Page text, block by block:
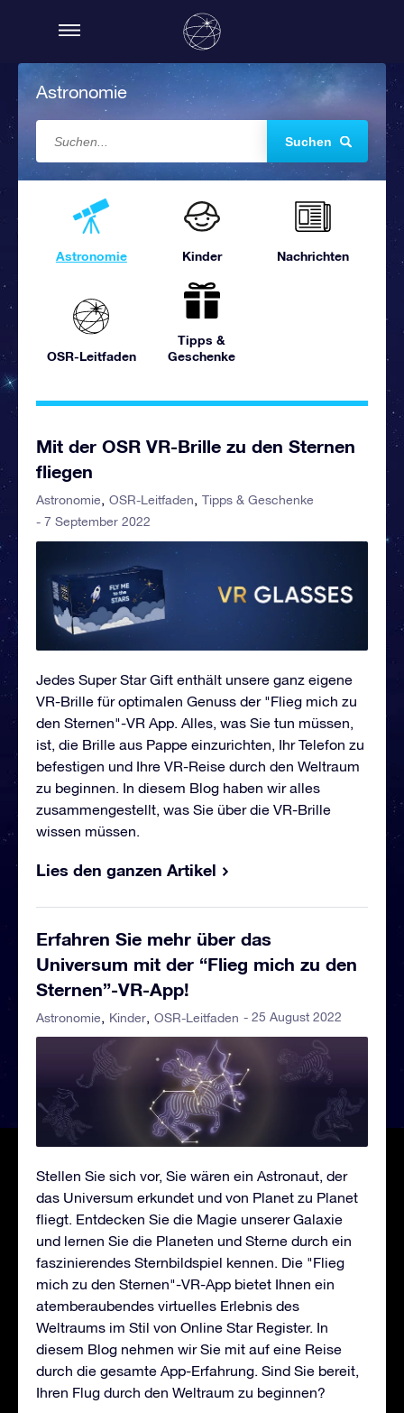
Astronomie
Suchen
Astronomie Kinder Nachrichten
OSR-Leitfaden
Tipps &
Geschenke
Mit der OSR VR-Brille zu den Sternen
fliegen
Astronomie OSR-Leitfaden
Tipps & Geschenke
- 7 September 2022
Jedes Super Star Gift enthält unsere ganz eigene
VR-Brille für optimalen Genuss der "Flieg mich zu
den Sternen"-VR App. Alles, was Sie tun müssen,
ist, die Brille aus Pappe einzurichten, Ihr Telefon zu
befestigen und Ihre VR-Reise durch den Weltraum
zu beginnen. In diesem Blog haben wir alles
zusammengestellt, was Sie über die VR-Brille
wissen müssen.
Lies den ganzen Artikel
Erfahren Sie mehr über das
Universum mit der “Flieg mich zu den
Sternen”-VR-App!
Astronomie Kinder OSR-Leitfaden - 25 August 2022
Stellen Sie sich vor, Sie wären ein Astronaut, der
das Universum erkundet und von Planet zu Planet
fliegt. Entdecken Sie die Magie unserer Galaxie
und lernen Sie die Planeten und Sterne durch ein
faszinierendes Sternbildspiel kennen. Die "Flieg
mich zu den Sternen"-VR-App bietet Ihnen ein
atemberaubendes virtuelles Erlebnis des
Weltraums im Stil von Online Star Register. In
diesem Blog nehmen wir Sie mit auf eine Reise
durch die gesamte App-Erfahrung. Sind Sie bereit,
Ihren Flug durch den Weltraum zu beginnen?